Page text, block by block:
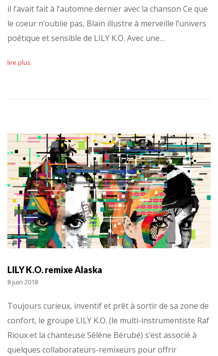
il l’avait fait à l’automne dernier avec la chanson Ce que
le coeur n’oublie pas, Blain illustre à merveille l’univers
poétique et sensible de LILY K.O. Avec une…
lire plus
LILY K.O. remixe Alaska
8 juin 2018
Toujours curieux, inventif et prêt à sortir de sa zone de
confort, le groupe LILY K.O. (le multi-instrumentiste Raf
Rioux et la chanteuse Sélène Bérubé) s’est associé à
quelques collaborateurs-remixeurs pour offrir